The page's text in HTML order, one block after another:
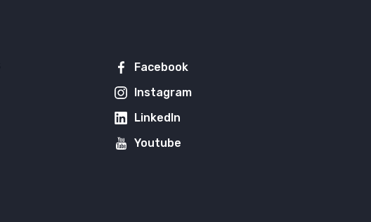
Facebook
Instagram
LinkedIn
Youtube